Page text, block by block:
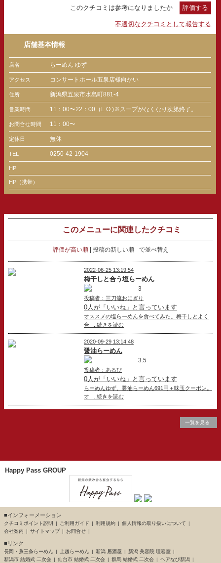
このクチコミは参考になりましたか 評価する
不適切なクチコミとして報告する
店舗基本情報
店名 らーめん ゆず
アクセス コンサートホール五泉店様向かい
住所 新潟県五泉市水島町881-4
営業時間 11：00〜22：00（L.O.)※スープがなくなり次第終了。
お問合せ時間 11：00〜
定休日 無休
TEL 0250-42-1904
HP
HP（携帯）
このメニューに関連したクチコミ
評価が高い順 投稿の新しい順 で並べ替え
2022-06-25 13:19:54
梅干しと合う塩らーめん
3
投稿者：三刀流おにぎり
0人が「いいね」と言っています
オススメの塩らーめんを食べてみた。梅干しとよく
合 ...続きを読む
2020-09-29 13:14:48
醤油らーめん
3.5
投稿者：あるび
0人が「いいね」と言っています
らーめんゆず、醤油らーめん691円＋味玉クーポン。
オ ...続きを読む
一覧を見る
Happy Pass GROUP
■インフォーメーション
クチコミポイント説明 ご利用ガイド 利用規約
個人情報の取り扱いについて
会社案内
サイトマップ お問合せ
■リンク
長岡・燕三条らーめん 上越らーめん 新潟 居酒屋
新潟 美容院 理容室
新潟市 結婚式 二次会
仙台市 結婚式 二次会 群馬 結婚式 二次会 ヘアなび新潟